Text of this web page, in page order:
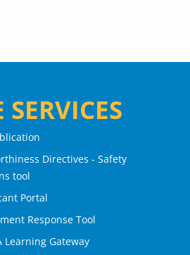
Directives - Safety
tool
Portal
Response Tool
Learning Gateway